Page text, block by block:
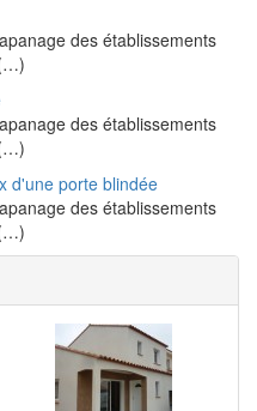
des établissements
des établissements
d'une porte blindée
des établissements